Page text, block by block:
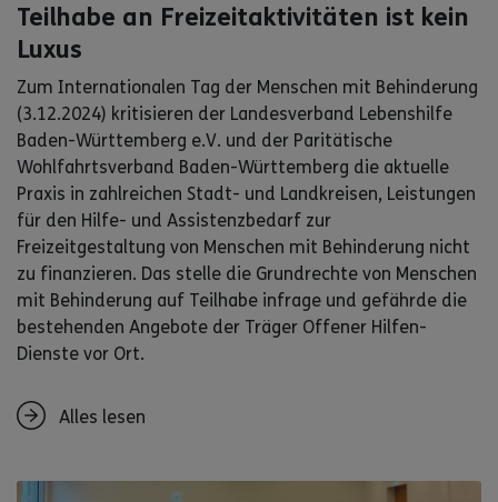
Teilhabe an Freizeitaktivitäten ist kein
Luxus
Zum Internationalen Tag der Menschen mit Behinderung
(3.12.2024) kritisieren der Landesverband Lebenshilfe
Baden-Württemberg e.V. und der Paritätische
Wohlfahrtsverband Baden-Württemberg die aktuelle
Praxis in zahlreichen Stadt- und Landkreisen, Leistungen
für den Hilfe- und Assistenzbedarf zur
Freizeitgestaltung von Menschen mit Behinderung nicht
zu finanzieren. Das stelle die Grundrechte von Menschen
mit Behinderung auf Teilhabe infrage und gefährde die
bestehenden Angebote der Träger Offener Hilfen-
Dienste vor Ort.
Alles lesen